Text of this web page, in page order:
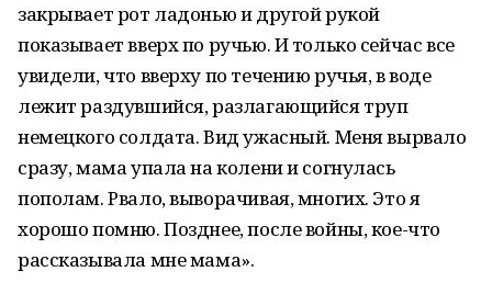
закрывает рот ладонью и другой рукой
показывает вверх по ручью. И только сейчас все
увидели, что вверху по течению ручья, в воде
лежит раздувшийся, разлагающийся труп
немецкого солдата. Вид ужасный. Меня вырвало
сразу, мама упала на колени и согнулась
пополам. Рвало, выворачивая, многих. Это я
хорошо помню. Позднее, после войны, кое-что
рассказывала мне мама».